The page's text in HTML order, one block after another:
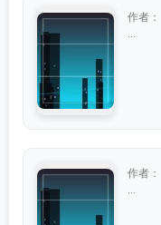
作者：
作者：